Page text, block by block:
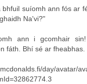
bhfuil suíomh ann fós ar
Na'vi?"
ann i gcomhair
fáth. Bhí sé ar fheabhas.
day/avatar/